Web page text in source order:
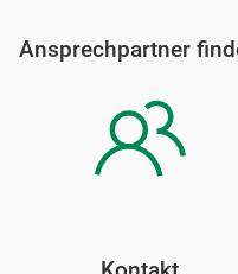
Ansprechpartner